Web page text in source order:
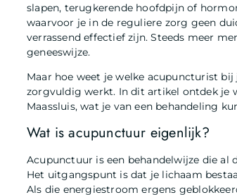
slapen, terugkerende hoofdpijn of
waarvoor je in de reguliere zorg geen
verrassend effectief zijn. Steeds meer
geneeswijze.
Maar hoe weet je welke acupuncturist
zorgvuldig werkt. In dit artikel ontdek je
Maassluis, wat je van een behandeling
Wat is acupunctuur eigenlijk?
Acupunctuur is een behandelwijze die al
Het uitgangspunt is dat je lichaam
Als die energiestroom ergens